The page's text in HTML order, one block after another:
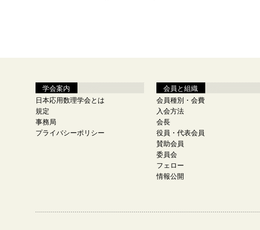
学会案内
日本応用数理学会とは
規定
事務局
プライバシーポリシー
会員と組織
会員種別・会費
入会方法
会長
役員・代表会員
賛助会員
委員会
フェロー
情報公開